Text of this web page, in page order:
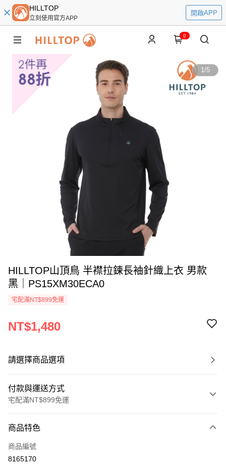
HILLTOP
立刻使用官方APP
開啟APP
0
1/5
HILLTOP山頂鳥 半襟拉鍊長袖針織上衣 男款
黑｜PS15XM30ECA0
宅配滿NT$899免運
NT$1,480
請選擇商品選項
付款與運送方式
宅配滿NT$899免運
信用卡一次付款
LINE Pay
商品特色
商品編號
8165170